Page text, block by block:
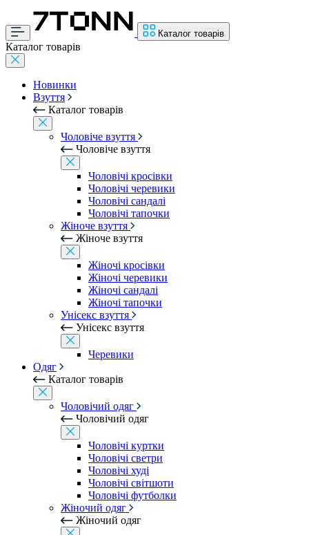
Каталог товарів
Каталог товарів
Новинки
Взуття
Каталог товарів
Чоловіче взуття
Чоловіче взуття
Чоловічі кросівки
Чоловічі черевики
Чоловічі сандалі
Чоловічі тапочки
Жіноче взуття
Жіноче взуття
Жіночі кросівки
Жіночі черевики
Жіночі сандалі
Жіночі тапочки
Унісекс взуття
Унісекс взуття
Черевики
Одяг
Каталог товарів
Чоловічий одяг
Чоловічий одяг
Чоловічі куртки
Чоловічі светри
Чоловічі худі
Чоловічі світшоти
Чоловічі футболки
Жіночий одяг
Жіночий одяг